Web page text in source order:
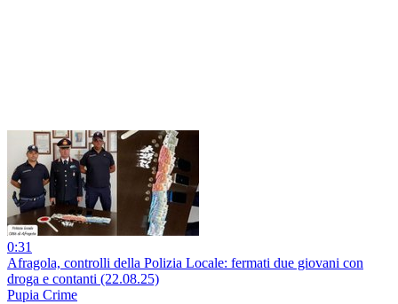
0:31
Afragola, controlli della Polizia Locale: fermati due giovani con
droga e contanti (22.08.25)
Pupia Crime